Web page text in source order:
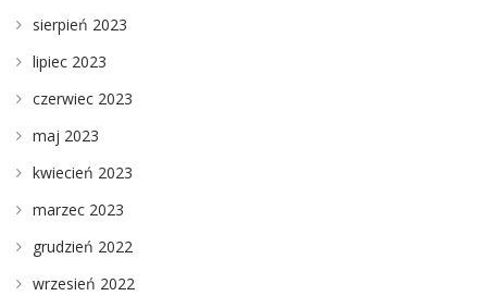
sierpień 2023
lipiec 2023
czerwiec 2023
maj 2023
kwiecień 2023
marzec 2023
grudzień 2022
wrzesień 2022